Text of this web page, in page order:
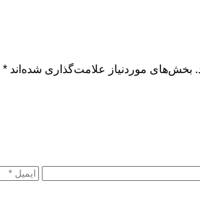
بخش‌های موردنیاز علامت‌گذاری شده‌اند *